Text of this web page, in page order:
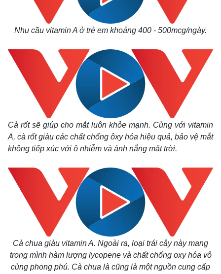
Nhu cầu vitamin A ở trẻ em khoảng 400 - 500mcg/ngày.
Cà rốt sẽ giúp cho mắt luôn khỏe mạnh. Cùng với vitamin
A, cà rốt giàu các chất chống ôxy hóa hiệu quả, bảo vệ mắt
không tiếp xúc với ô nhiễm và ánh nắng mặt trời.
Cà chua giàu vitamin A. Ngoài ra, loại trái cây này mang
trong mình hàm lượng lycopene và chất chống oxy hóa vô
cùng phong phú. Cà chua là cũng là một nguồn cung cấp